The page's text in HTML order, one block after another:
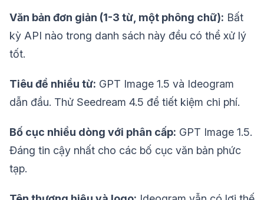
Văn bản đơn giản (1-3 từ, một phông chữ): Bất
kỳ API nào trong danh sách này đều có thể xử lý
tốt.
Tiêu đề nhiều từ: GPT Image 1.5 và Ideogram
dẫn đầu. Thử Seedream 4.5 để tiết kiệm chi phí.
Bố cục nhiều dòng với phân cấp: GPT Image 1.5.
Đáng tin cậy nhất cho các bố cục văn bản phức
tạp.